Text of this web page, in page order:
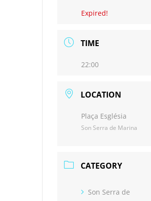
Expired!
TIME
22:00
LOCATION
Plaça Església
Son Serra de Marina
CATEGORY
Son Serra de